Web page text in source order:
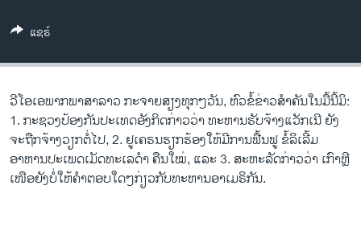
ລາຍການກະຈາຍສຽງ
ລາຍງານ
ພາສາຕ່າງໆ
ແຊຣ໌
ວີ​ໂອ​ເອພາກ​ພາສາ​ລາວ​ ກະຈາຍສຽງ​ທຸກໆ​ວັນ, ຫົວຂໍ້ຂ່າວສໍາຄັນໃນມື້ນີ້ມິ:
1. ກະຊວງປ້ອງກັນປະເທດອັງກິດກ່າວວ່າ ທະຫານຮັບຈ້າງແວັກເນີ ຍັງ
ຈະຖືກຈ້າງວຽກຕໍ່ໄປ, 2. ຢູເຄຣນຮຽກຮ້ອງໃຫ້ມີການຟື້ນຟູ ຂໍ້ລິເລີ້ມ
ອາຫານປະເພດເມັດທະເລດຳ ຄືນໃໝ່, ແລະ 3. ສະຫະລັດກ່າວວ່າ ເກົາຫຼີ
ເໜືອຍັງບໍ່ໃຫ້ຄຳຕອບໃດໆກ່ຽວກັບທະຫານອາເມຣິກັນ.